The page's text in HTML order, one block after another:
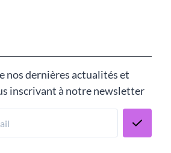
nos dernières actualités et
inscrivant à notre newsletter